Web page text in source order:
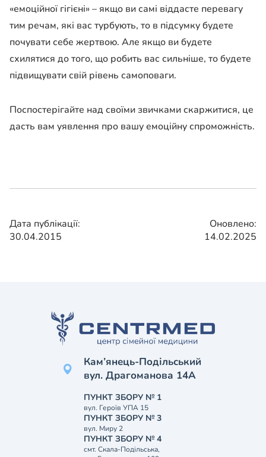
«емоційної гігієні» – якщо ви самі віддасте перевагу
тим речам, які вас турбують, то в підсумку будете
почувати себе жертвою. Але якщо ви будете
схилятися до того, що робить вас сильніше, то будете
підвищувати свій рівень самоповаги.
Поспостерігайте над своїми звичками скаржитися, це
дасть вам уявлення про вашу емоційну спроможність.
Дата публікації:
30.04.2015
Оновлено:
14.02.2025
Кам’янець-Подільський
вул. Драгоманова 14А
ПУНКТ ЗБОРУ № 1
вул. Героїв УПА 15
ПУНКТ ЗБОРУ № 3
вул. Миру 2
ПУНКТ ЗБОРУ № 4
смт. Скала-Подільська,